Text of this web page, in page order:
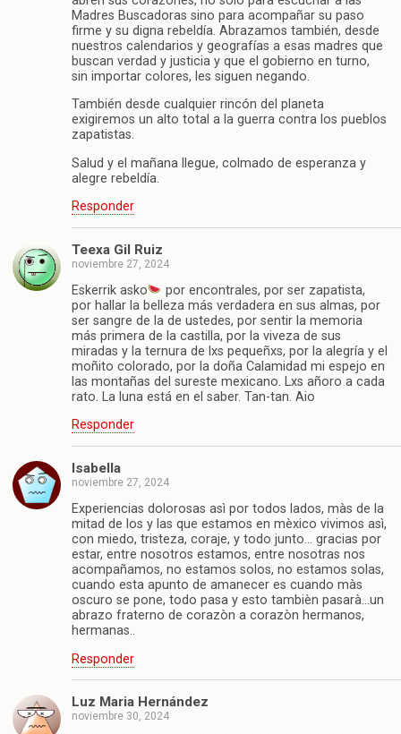
Madres Buscadoras sino para acompañar su paso
firme y su digna rebeldía. Abrazamos también, desde
nuestros calendarios y geografías a esas madres que
buscan verdad y justicia y que el gobierno en turno,
sin importar colores, les siguen negando.
También desde cualquier rincón del planeta
exigiremos un alto total a la guerra contra los pueblos
zapatistas.
Salud y el mañana llegue, colmado de esperanza y
alegre rebeldía.
Responder
Teexa Gil Ruiz
noviembre 27, 2024
Eskerrik asko
por encontrales, por ser zapatista,
por hallar la belleza más verdadera en sus almas, por
ser sangre de la de ustedes, por sentir la memoria
más primera de la castilla, por la viveza de sus
miradas y la ternura de lxs pequeñxs, por la alegría y el
moñito colorado, por la doña Calamidad mi espejo en
las montañas del sureste mexicano. Lxs añoro a cada
rato. La luna está en el saber. Tan-tan. Aio
Responder
Isabella
noviembre 27, 2024
Experiencias dolorosas asì por todos lados, màs de la
mitad de los y las que estamos en mèxico vivimos asì,
con miedo, tristeza, coraje, y todo junto… gracias por
estar, entre nosotros estamos, entre nosotras nos
acompañamos, no estamos solos, no estamos solas,
cuando esta apunto de amanecer es cuando màs
oscuro se pone, todo pasa y esto tambièn pasarà…un
abrazo fraterno de corazòn a corazòn hermanos,
hermanas..
Responder
Luz Maria Hernández
noviembre 30, 2024